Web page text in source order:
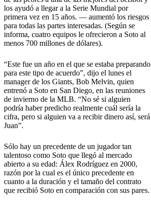
los ayudó a llegar a la Serie Mundial por
primera vez en 15 años. — aumentó los riesgos
para todas las partes interesadas. (Según se
informa, cuatro equipos le ofrecieron a Soto al
menos 700 millones de dólares).
“Este fue un año en el que se estaba preparando
para este tipo de acuerdo”, dijo el lunes el
manager de los Giants, Bob Melvin, quien
entrenó a Soto en San Diego, en las reuniones
de invierno de la MLB. “No sé si alguien
podría haber predicho realmente cuál sería la
cifra, pero si alguien va a recibir dinero así, será
Juan”.
Sólo hay un precedente de un jugador tan
talentoso como Soto que llegó al mercado
abierto a su edad: Álex Rodríguez en 2000,
razón por la cual es el único precedente en
cuanto a la duración y el tamaño del contrato
que recibió Soto en comparación con sus pares.